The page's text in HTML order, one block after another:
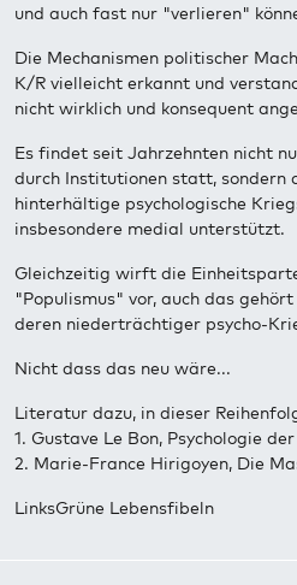
und auch fast nur "verlieren"
Die Mechanismen politischer
K/R vielleicht erkannt und
nicht wirklich und konsequent
Es findet seit Jahrzehnten nicht
durch Institutionen statt, sondern
hinterhältige psychologische
insbesondere medial unterstützt.
Gleichzeitig wirft die
"Populismus" vor, auch das gehört
deren niederträchtiger psycho-
Nicht dass das neu wäre...
Literatur dazu, in dieser
1. Gustave Le Bon, Psychologie
2. Marie-France Hirigoyen, Die
LinksGrüne Lebensfibeln